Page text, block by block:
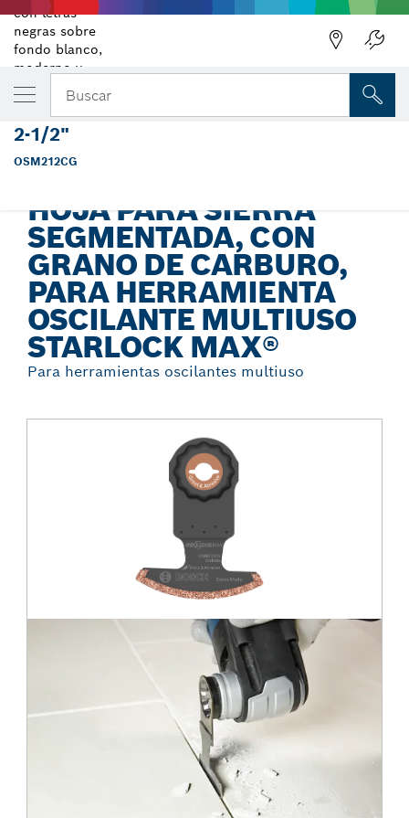
Buscar
...
HOJA PARA SIERRA
SEGMENTADA, CON
GRANO DE CARBURO,
PARA HERRAMIENTA
OSCILANTE MULTIUSO
STARLOCK MAX®
Para herramientas oscilantes multiuso
TU VARIANTE SELECCIONADA
Hoja de sierra segmentada, con grano de
para herramienta oscilante multiuso
2-1/2"
OSM212CG